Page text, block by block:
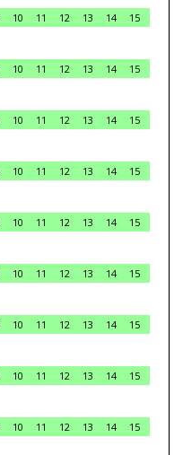
10 11 12 13 14
15
10 11 12 13 14
15
10 11 12 13 14
15
10 11 12 13 14
15
10 11 12 13 14
15
10 11 12 13 14
15
10 11 12 13 14
15
10 11 12 13 14
15
10 11 12 13 14
15